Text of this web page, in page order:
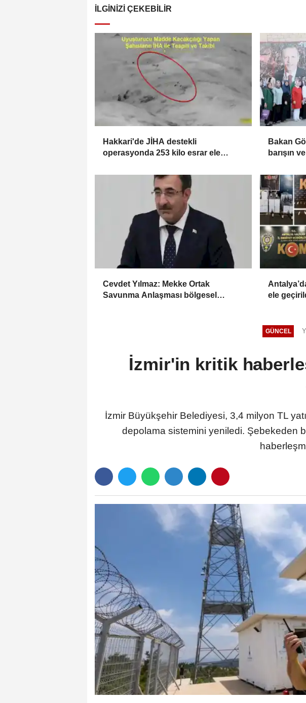
İLGINIZI ÇEKEBILIR
Hakkari'de JİHA destekli
operasyonda 253 kilo esrar ele
Bakan
barışın
Cevdet Yılmaz: Mekke Ortak
Savunma Anlaşması bölgesel
ele
GÜNCEL
İzmir'in kritik
İzmir Büyükşehir Belediyesi, 3,4 milyon TL
depolama sistemini yeniledi. Şebekeden